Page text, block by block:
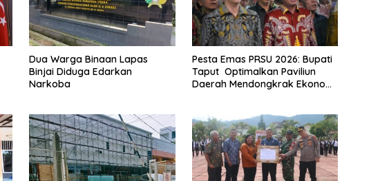
Dua Warga Binaan Lapas
Binjai Diduga Edarkan
Narkoba
Pesta Emas PRSU 2026: Bupati
Taput Optimalkan Paviliun
Daerah Mendongkrak Ekonomi